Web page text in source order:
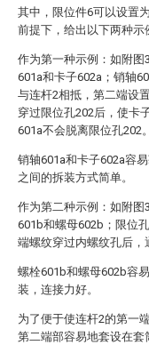
其中，限位件6可以设置
前提下，给出以下两种示
作为第一种示例：如附图
601a和卡子602a；销轴
与连杆2相抵，第二端设
穿过限位孔202后，使卡
601a不会脱离限位孔202。
销轴601a和卡子602a容
之间的拆装方式简单。
作为第二种示例：如附
601b和螺母602b；限位
端螺纹穿过内螺纹孔后，
螺栓601b和螺母602b容
装，连接力好。
为了便于使连杆2的第一
第二端部容易地套设在